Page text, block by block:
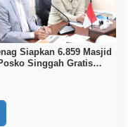
Siapkan 6.859 Masjid
Singgah Gratis